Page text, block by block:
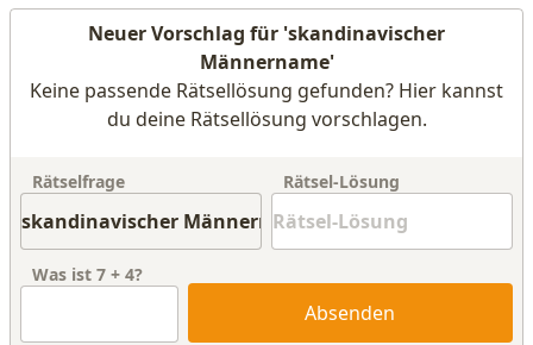
Neuer Vorschlag für 'skandinavischer
Männername'
Keine passende Rätsellösung gefunden? Hier kannst
du deine Rätsellösung vorschlagen.
Rätselfrage Rätsel-Lösung
Was ist 7 + 4?
Absenden